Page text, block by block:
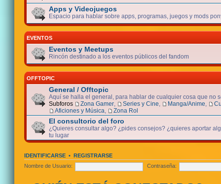
Apps y Videojuegos
Espacio para hablar sobre apps, programas, juegos y mods
EVENTOS
Eventos y Meetups
Rincón destinado a los eventos públicos del fandom
OFFTOPIC
General / Offtopic
Aquí se halla el general, para hablar de cualquier cosa que no
Subforos
Zona Gamer Series y Cine Manga/Anime
Aficiones y Música
Zona Rol
El consultorio del foro
¿Quieres consultar algo? ¿pides consejos? ¿quieres aportar
tu lugar
IDENTIFICARSE • REGISTRARSE
Nombre de Usuario:
Contraseña: